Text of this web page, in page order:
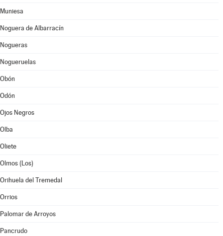
Muniesa
Noguera de Albarracín
Nogueras
Nogueruelas
Obón
Odón
Ojos Negros
Olba
Oliete
Olmos (Los)
Orihuela del Tremedal
Orrios
Palomar de Arroyos
Pancrudo